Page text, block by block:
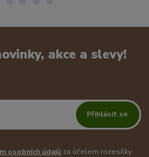
akce a slevy!
Přihlásit se
osobních údajů za účelem rozesílky